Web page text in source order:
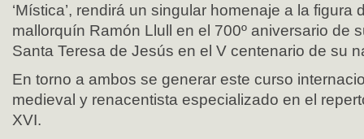
‘Mística’, rendirá un singular homenaje a la figura
mallorquín Ramón Llull en el 700º aniversario de
Santa Teresa de Jesús en el V centenario de su
En torno a ambos se generar este curso
medieval y renacentista especializado en el
XVI.